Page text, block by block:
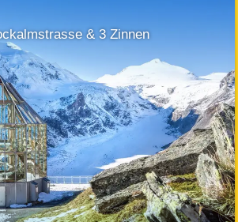
& 3 Zinnen